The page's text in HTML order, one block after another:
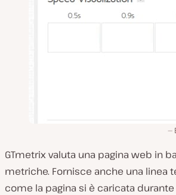
GTmetrix valuta una pagina web in
metriche. Fornisce anche una linea
come la pagina si è caricata